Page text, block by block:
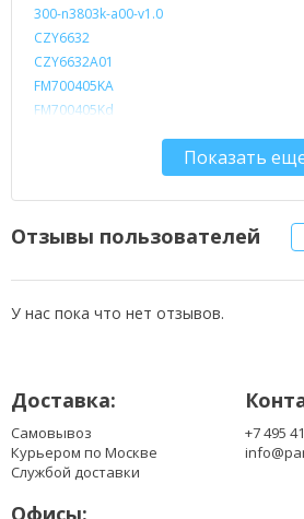
300-n3803k-a00-v1.0
CZY6632
CZY6632A01
FM700405KA
FM700405Kd
TPT-070-179D FX
Показать
Отзывы пользователей
У нас пока что нет отзывов.
Доставка:
Самовывоз
Курьером по Москве
Службой доставки
+7 495
Офисы: